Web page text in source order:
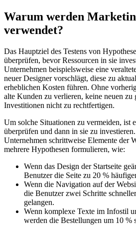
Warum werden
verwendet?
Das Hauptziel des Testens von
überprüfen, bevor Ressourcen in sie
Unternehmen beispielsweise eine
neuer Designer vorschlägt, diese zu
erheblichen Kosten führen. Ohne
alte Kunden zu verlieren, keine neuen
Investitionen nicht zu rechtfertigen.
Um solche Situationen zu vermeiden, ist
überprüfen und dann in sie zu
Unternehmen schrittweise Elemente der
mehrere Hypothesen formulieren, wie:
Wenn das Design der Startseite
Benutzer die Seite zu 20 %
Wenn die Navigation auf der
die Benutzer zwei Schritte
gelangen.
Wenn komplexe Texte im Infostil
werden die Bestellungen um 10 %